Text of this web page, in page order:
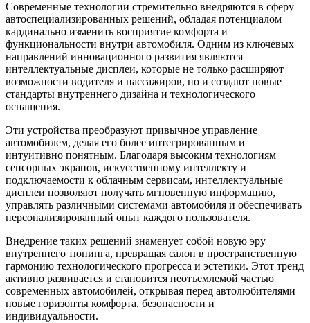
Современные технологии стремительно внедряются в сферу
автоспециализированных решений, обладая потенциалом
кардинально изменить восприятие комфорта и
функциональности внутри автомобиля. Одним из ключевых
направлений инновационного развития являются
интеллектуальные дисплеи, которые не только расширяют
возможности водителя и пассажиров, но и создают новые
стандарты внутреннего дизайна и технологического
оснащения.
Эти устройства преобразуют привычное управление
автомобилем, делая его более интегрированным и
интуитивно понятным. Благодаря высоким технологиям
сенсорных экранов, искусственному интеллекту и
подключаемости к облачным сервисам, интеллектуальные
дисплеи позволяют получать мгновенную информацию,
управлять различными системами автомобиля и обеспечивать
персонализированный опыт каждого пользователя.
Внедрение таких решений знаменует собой новую эру
внутреннего тюнинга, превращая салон в пространственную
гармонию технологического прогресса и эстетики. Этот тренд
активно развивается и становится неотъемлемой частью
современных автомобилей, открывая перед автолюбителями
новые горизонты комфорта, безопасности и
индивидуальности.